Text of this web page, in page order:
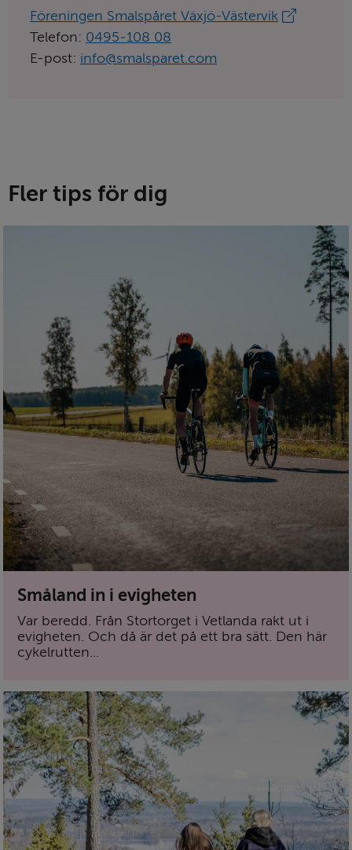
Länk
till
aktörens
Föreningen Smalspåret Växjö-Västervik
Telefon: 0495‑108 08
E-post: info@smalsparet.com
Fler tips för dig
Småland in i evigheten
Var beredd. Från Stortorget i Vetlanda rakt ut i
evigheten. Och då är det på ett bra sätt. Den här
cykelrutten...